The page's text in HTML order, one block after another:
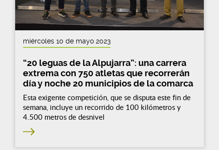
miércoles 10 de mayo 2023
“20 leguas de la Alpujarra”: una carrera
extrema con 750 atletas que recorrerán
día y noche 20 municipios de la comarca
Esta exigente competición, que se disputa este fin de
semana, incluye un recorrido de 100 kilómetros y
4.500 metros de desnivel